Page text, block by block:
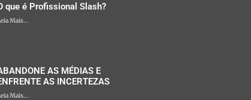
que é Profissional Slash?
Mais...
AS MÉDIAS E
AS INCERTEZAS
Mais...